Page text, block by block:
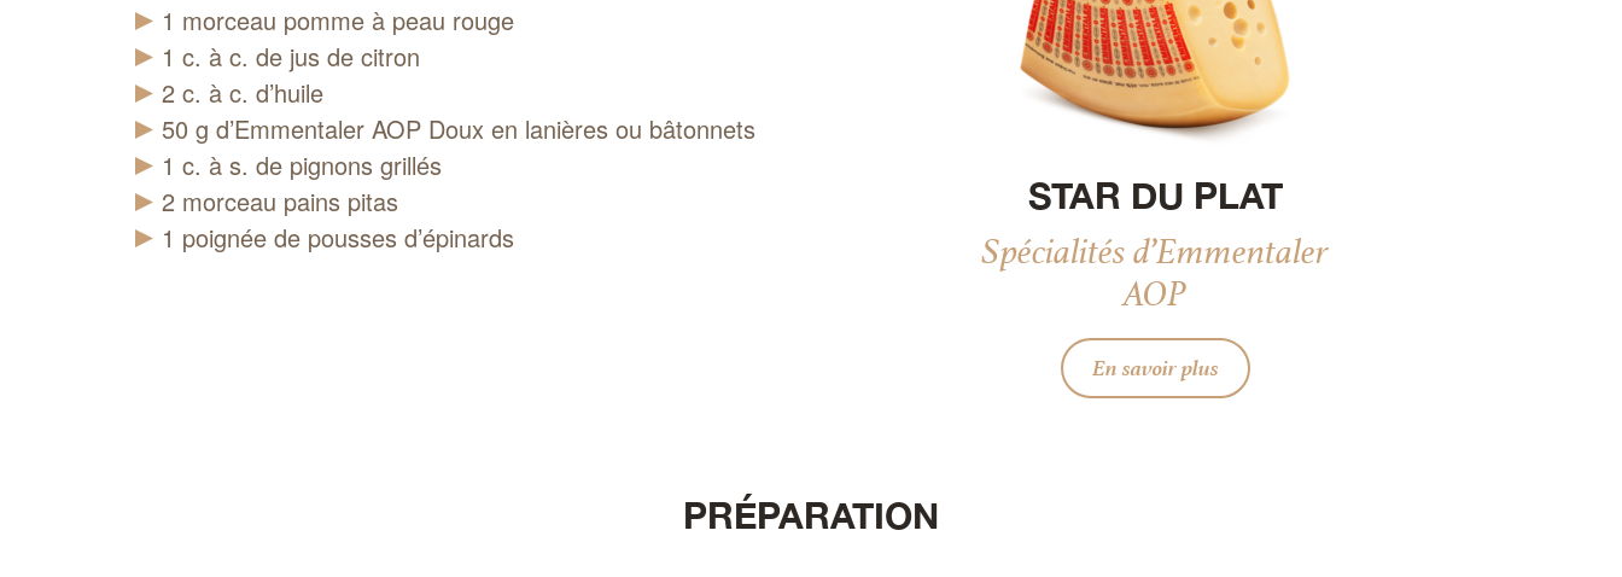
1 morceau pomme à peau rouge
1 c. à c. de jus de citron
2 c. à c. d’huile
50 g d’Emmentaler AOP Doux en lanières ou bâtonnets
1 c. à s. de pignons grillés
2 morceau pains pitas
1 poignée de pousses d’épinards
STAR DU PLAT
Spécialités d’Emmentaler
AOP
En savoir plus
PRÉPARATION